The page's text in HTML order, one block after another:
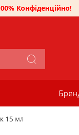
Конфіденційно!
15 мл